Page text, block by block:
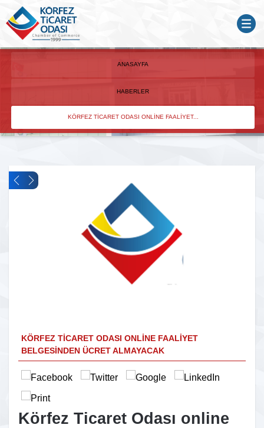
ANASAYFA
HABERLER
KÖRFEZ TICARET ODASI ONLINE FAALIYET...
KÖRFEZ TICARET ODASI ONLINE FAALIYET
BELGESINDEN ÜCRET ALMAYACAK
Körfez Ticaret Odası online